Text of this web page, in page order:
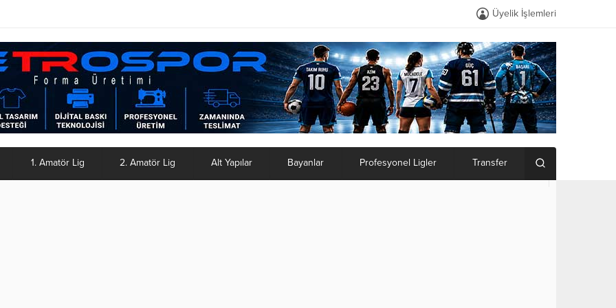
Üyelik İşlemleri
1. Amatör Lig 2. Amatör Lig Alt Yapılar Bayanlar Profesyonel Ligler Transfer